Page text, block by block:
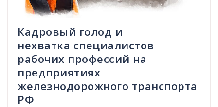
Кадровый голод и
нехватка специалистов
рабочих профессий на
предприятиях
железнодорожного транспорта
РФ